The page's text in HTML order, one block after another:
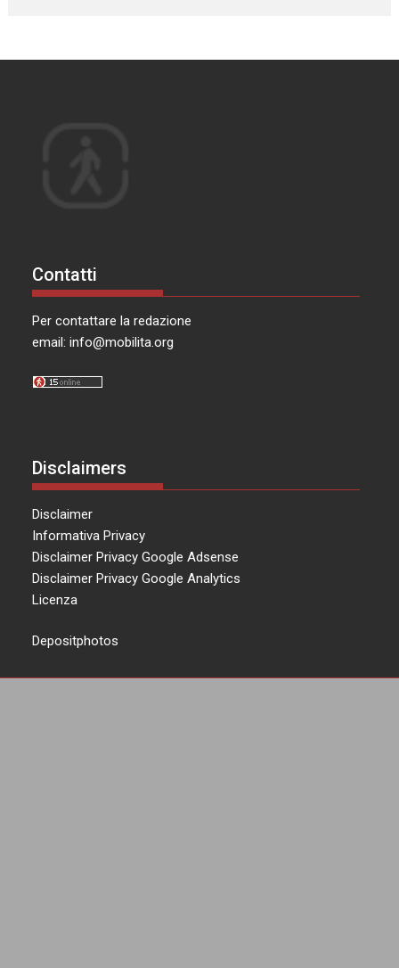
Contatti
Per contattare la redazione
email:info@mobilita.org
Disclaimers
Disclaimer
Informativa Privacy
Disclaimer Privacy Google Adsense
Disclaimer Privacy Google Analytics
Licenza
Depositphotos